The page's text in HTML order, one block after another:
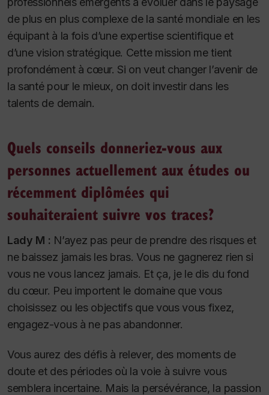
de plus en plus complexe de la santé mondiale en les
équipant à la fois d’une expertise scientifique et
d’une vision stratégique. Cette mission me tient
profondément à cœur. Si on veut changer l’avenir de
la santé pour le mieux, on doit investir dans les
talents de demain.
Quels conseils donneriez-vous aux
personnes actuellement aux études ou
récemment diplômées qui
souhaiteraient suivre vos traces?
Lady M : N’ayez pas peur de prendre des risques et
ne baissez jamais les bras. Vous ne gagnerez rien si
vous ne vous lancez jamais. Et ça, je le dis du fond
du cœur. Peu importent le domaine que vous
choisissez ou les objectifs que vous vous fixez,
engagez-vous à ne pas abandonner.
Vous aurez des défis à relever, des moments de
doute et des périodes où la voie à suivre vous
semblera incertaine. Mais la persévérance, la passion